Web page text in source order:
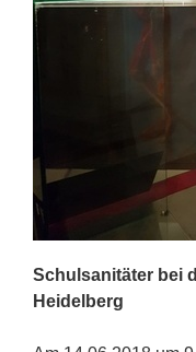
Schulsanitäter bei
Heidelberg